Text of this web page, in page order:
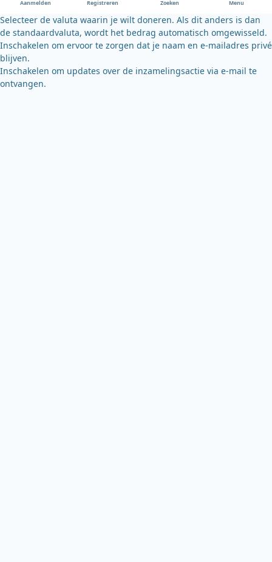
k
Aanmelden Registreren Zoeken Menu
Selecteer de valuta waarin je wilt doneren. Als dit anders is dan
de standaardvaluta, wordt het bedrag automatisch omgewisseld.
Inschakelen om ervoor te zorgen dat je naam en e-mailadres privé
blijven.
Inschakelen om updates over de inzamelingsactie via e-mail te
ontvangen.